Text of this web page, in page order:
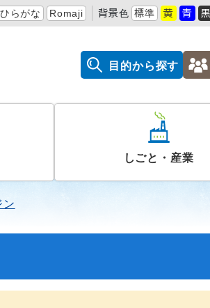
ひらがな Romaji 背景色 標準 黄 青
目的から探す
しごと・産業
ン